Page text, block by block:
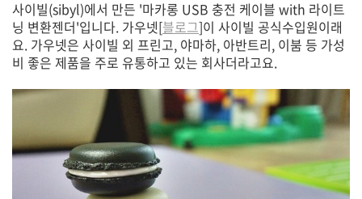
사이빌(sibyl)에서 만든 '마카롱 USB 충전 케이블 with 라이트
닝 변환젠더'입니다. 가우넷[블로그]이 사이빌 공식수입원이래
요. 가우넷은 사이빌 외 프린고, 야마하, 아반트리, 이붐 등 가성
비 좋은 제품을 주로 유통하고 있는 회사더라고요.